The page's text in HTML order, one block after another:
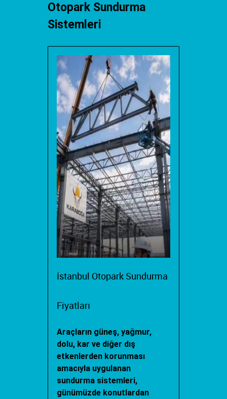
Otopark Sundurma
Sistemleri
İstanbul Otopark Sundurma
Fiyatları
Araçların güneş, yağmur,
dolu, kar ve diğer dış
etkenlerden korunması
amacıyla uygulanan
sundurma sistemleri,
günümüzde konutlardan